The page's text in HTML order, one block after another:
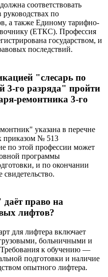
соответствовать
по
а также Единому тарифно-
(ЕТКС). Профессия
государством, и
последствий.
"слесарь по
3-го разряда" пройти
ремонтника 3-го
указана в перечне
приказом № 513
по этой профессии может
программы
и по окончании
свидетельство.
право на
лифтов?
для лифтера включает
больничными и
к обучению —
подготовки и наличие
опытного лифтера.